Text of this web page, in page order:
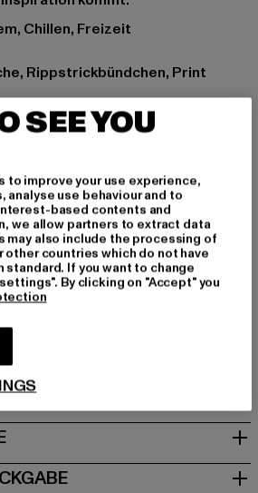
Chillen, Freizeit
Rippstrickbündchen, Print
- Hoodies
65% Baumwolle, 35%
GmbH |info@tbint.de
SEE YOU
to improve your use experience,
analyse use behaviour and to
based contents and
we allow partners to extract data
may also include the processing of
other countries which do not have
standard. If you want to change
By clicking on "Accept" you